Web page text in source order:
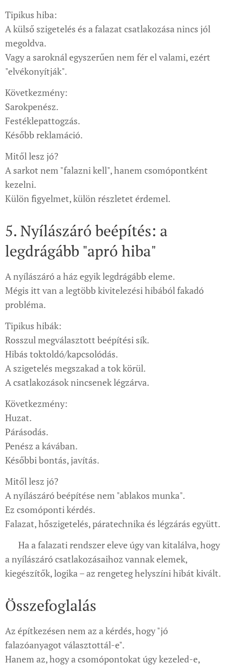
Tipikus hiba:
A külső szigetelés és a falazat csatlakozása nincs jól
megoldva.
Vagy a saroknál egyszerűen nem fér el valami, ezért
"elvékonyítják".
Következmény:
Sarokpenész.
Festéklepattogzás.
Később reklamáció.
Mitől lesz jó?
A sarkot nem "falazni kell", hanem csomópontként
kezelni.
Külön figyelmet, külön részletet érdemel.
5. Nyílászáró beépítés: a
legdrágább "apró hiba"
A nyílászáró a ház egyik legdrágább eleme.
Mégis itt van a legtöbb kivitelezési hibából fakadó
probléma.
Tipikus hibák:
Rosszul megválasztott beépítési sík.
Hibás toktoldó/kapcsolódás.
A szigetelés megszakad a tok körül.
A csatlakozások nincsenek légzárva.
Következmény:
Huzat.
Párásodás.
Penész a kávában.
Későbbi bontás, javítás.
Mitől lesz jó?
A nyílászáró beépítése nem "ablakos munka".
Ez csomóponti kérdés.
Falazat, hőszigetelés, páratechnika és légzárás együtt.
👉 Ha a falazati rendszer eleve úgy van kitalálva, hogy
a nyílászáró csatlakozásaihoz vannak elemek,
kiegészítők, logika – az rengeteg helyszíni hibát kivált.
Összefoglalás
Az építkezésen nem az a kérdés, hogy "jó
falazóanyagot választottál-e".
Hanem az, hogy a csomópontokat úgy kezeled-e,